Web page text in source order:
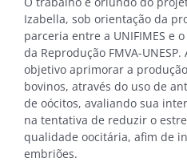
Izabella, sob orientação da
parceria entre a UNIFIMES e
da Reprodução FMVA-
objetivo aprimorar a
bovinos, através do uso de
de oócitos, avaliando sua
na tentativa de reduzir o
qualidade oocitária, afim de
embriões.